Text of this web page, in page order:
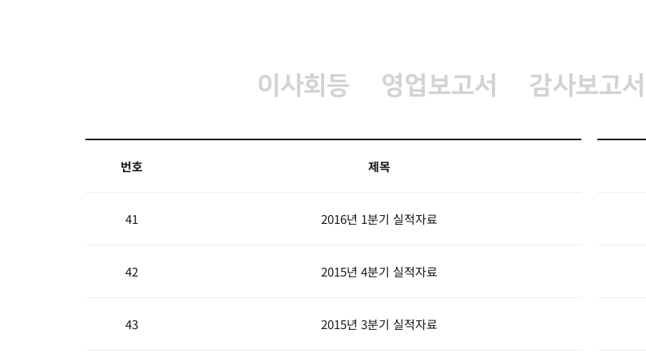
이사회등 영업보고서 감사보고서
번호 제목
41 2016년 1분기 실적자료
42 2015년 4분기 실적자료
43 2015년 3분기 실적자료